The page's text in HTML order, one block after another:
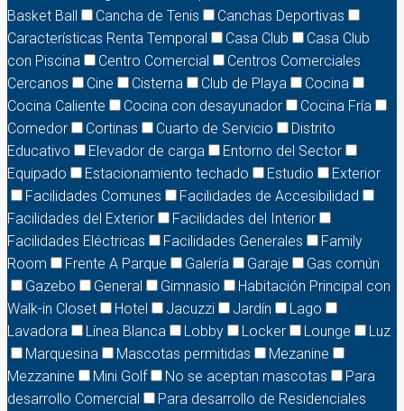
Basket Ball
Cancha de Tenis
Canchas Deportivas
Características Renta Temporal
Casa Club
Casa Club
con Piscina
Centro Comercial
Centros Comerciales
Cercanos
Cine Cisterna Club de Playa
Cocina
Cocina Caliente
Cocina con desayunador
Cocina Fría
Comedor
Cortinas Cuarto de Servicio
Distrito
Educativo
Elevador de carga
Entorno del Sector
Equipado
Estacionamiento techado Estudio
Exterior
Facilidades Comunes
Facilidades de Accesibilidad
Facilidades del Exterior
Facilidades del Interior
Facilidades Eléctricas
Facilidades Generales
Family
Room
Frente A Parque Galería Garaje
Gas común
Gazebo
General Gimnasio
Habitación Principal con
Walk-in Closet
Hotel Jacuzzi Jardín
Lago
Lavadora
Línea Blanca Lobby Locker Lounge
Luz
Marquesina
Mascotas permitidas
Mezanine
Mezzanine
Mini Golf No se aceptan mascotas
Para
desarrollo Comercial
Para desarrollo de Residenciales